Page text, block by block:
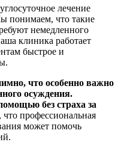
лечение
понимаем, что такие
немедленного
клиника работает
быстрое и
что особенно важно
осуждения.
без страха за
профессиональная
может помочь